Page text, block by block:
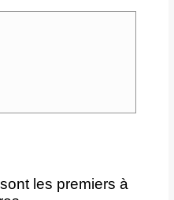
les premiers à